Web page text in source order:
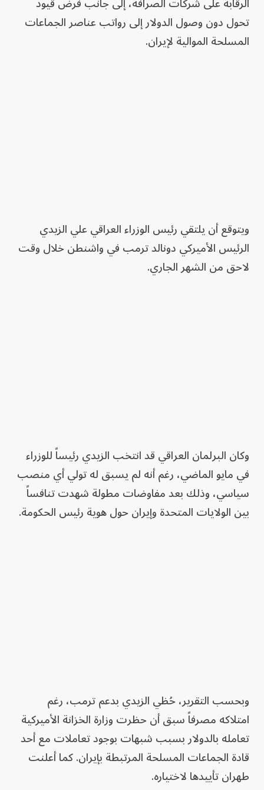
تحول دون وصول الدولار إلى رواتب عناصر الجماعات
المسلحة الموالية لإيران.
ويتوقع أن يلتقي رئيس الوزراء العراقي علي الزيدي
الرئيس الأميركي دونالد ترمب في واشنطن خلال وقت
لاحق من الشهر الجاري.
وكان البرلمان العراقي قد انتخب الزيدي رئيساً للوزراء
في مايو الماضي، رغم أنه لم يسبق له تولي أي منصب
سياسي، وذلك بعد مفاوضات مطولة شهدت تنافساً
بين الولايات المتحدة وإيران حول هوية رئيس الحكومة.
وبحسب التقرير، حُظي الزيدي بدعم ترمب، رغم
امتلاكه مصرفاً سبق أن حظرت وزارة الخزانة الأميركية
تعامله بالدولار بسبب شبهات بوجود تعاملات مع أحد
قادة الجماعات المسلحة المرتبطة بإيران. كما أعلنت
طهران تأييدها لاختياره.